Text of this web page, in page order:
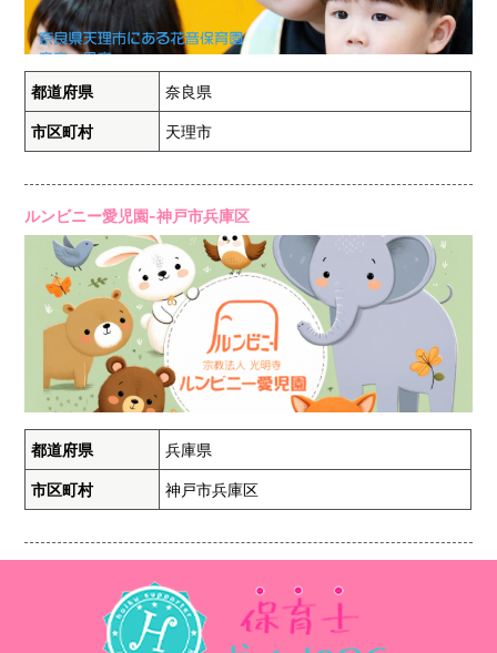
都道府県 奈良県
市区町村 天理市
ルンビニー愛児園-神戸市兵庫区
都道府県 兵庫県
市区町村 神戸市兵庫区